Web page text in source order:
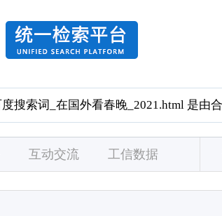
互动交流 工信数据